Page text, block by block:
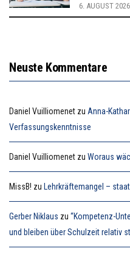
6. AUGUST 2026
Neuste Kommentare
Daniel Vuilliomenet zu Anna-
Verfassungskenntnisse
Daniel Vuilliomenet zu Woraus
MissB! zu Lehrkräftemangel –
Gerber Niklaus zu “Kompetenz-
und bleiben über Schulzeit relativ